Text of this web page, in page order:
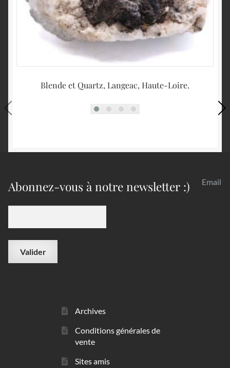
Blende et Quartz, Langeac, Haute-Loire.
Abonnez-vous à notre newsletter :) Email
Archives
Conditions générales de
vente
Sites amis